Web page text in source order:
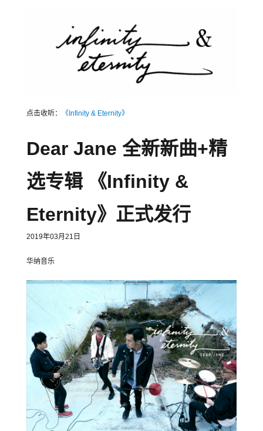
点击收听： 《Infinity & Eternity》
Dear Jane 全新新曲+精
选专辑 《Infinity &
Eternity》正式发行
2019年03月21日
华纳音乐